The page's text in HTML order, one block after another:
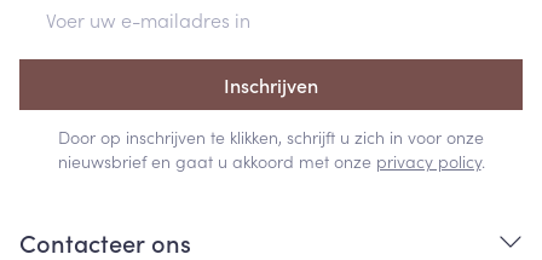
Inschrijven
Door op inschrijven te klikken, schrijft u zich in voor onze
nieuwsbrief en gaat u akkoord met onze privacy policy.
Contacteer ons